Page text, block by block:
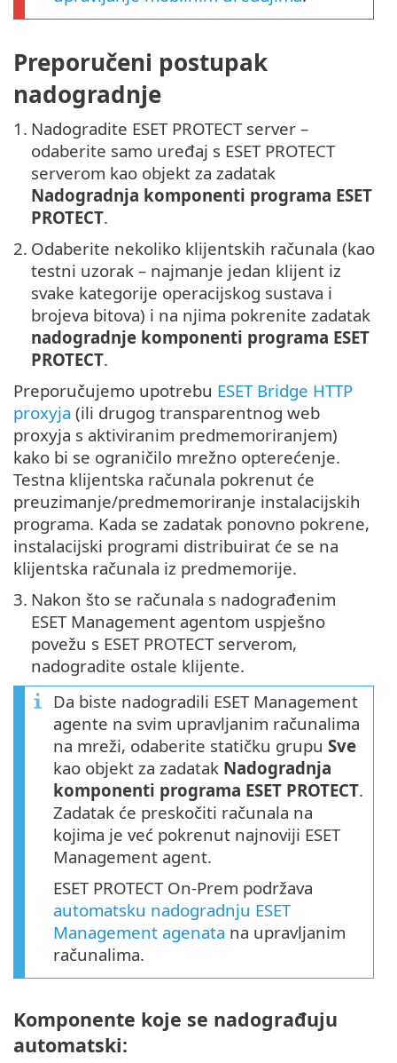
Preporučeni postupak
nadogradnje
1. Nadogradite ESET PROTECT server –
odaberite samo uređaj s ESET PROTECT
serverom kao objekt za zadatak
Nadogradnja komponenti programa ESET
PROTECT.
2. Odaberite nekoliko klijentskih računala (kao
testni uzorak – najmanje jedan klijent iz
svake kategorije operacijskog sustava i
brojeva bitova) i na njima pokrenite zadatak
nadogradnje komponenti programa ESET
PROTECT.
Preporučujemo upotrebu ESET Bridge HTTP
proxyja (ili drugog transparentnog web
proxyja s aktiviranim predmemoriranjem)
kako bi se ograničilo mrežno opterećenje.
Testna klijentska računala pokrenut će
preuzimanje/predmemoriranje instalacijskih
programa. Kada se zadatak ponovno pokrene,
instalacijski programi distribuirat će se na
klijentska računala iz predmemorije.
3. Nakon što se računala s nadograđenim
ESET Management agentom uspješno
povežu s ESET PROTECT serverom,
nadogradite ostale klijente.
Da biste nadogradili ESET Management
agente na svim upravljanim računalima
na mreži, odaberite statičku grupu Sve
kao objekt za zadatak Nadogradnja
komponenti programa ESET PROTECT.
Zadatak će preskočiti računala na
kojima je već pokrenut najnoviji ESET
Management agent.
ESET PROTECT On-Prem podržava
automatsku nadogradnju ESET
Management agenata na upravljanim
računalima.
Komponente koje se nadograđuju
automatski: